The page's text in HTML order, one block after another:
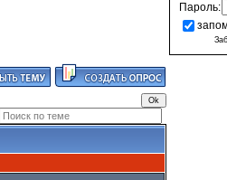
Пароль: